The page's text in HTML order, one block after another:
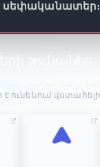
սեփականատեր։
ունենում վստահելի